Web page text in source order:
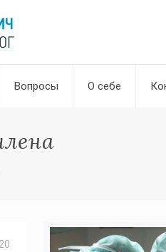
Вопросы О себе